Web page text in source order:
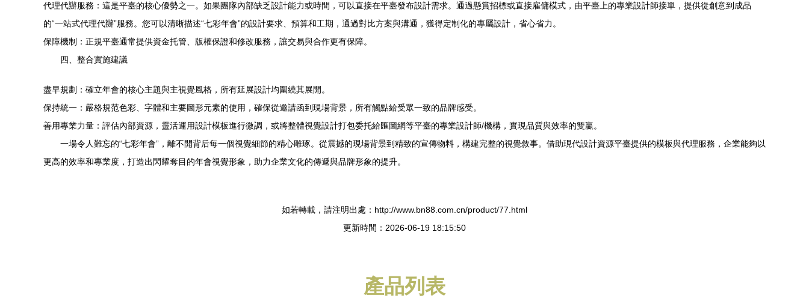
代理代辦服務：這是平臺的核心優勢之一。如果團隊內部缺乏設計能力或時間，可以直接在平臺發布設計需求。通過懸賞招標或直接雇傭模式，由平臺上的專業設計師接單，提供從創意到成品
的“一站式代理代辦”服務。您可以清晰描述“七彩年會”的設計要求、預算和工期，通過對比方案與溝通，獲得定制化的專屬設計，省心省力。
保障機制：正規平臺通常提供資金托管、版權保證和修改服務，讓交易與合作更有保障。
四、整合實施建議
盡早規劃：確立年會的核心主題與主視覺風格，所有延展設計均圍繞其展開。
保持統一：嚴格規范色彩、字體和主要圖形元素的使用，確保從邀請函到現場背景，所有觸點給受眾一致的品牌感受。
善用專業力量：評估內部資源，靈活運用設計模板進行微調，或將整體視覺設計打包委托給匯圖網等平臺的專業設計師/機構，實現品質與效率的雙贏。
一場令人難忘的“七彩年會”，離不開背后每一個視覺細節的精心雕琢。從震撼的現場背景到精致的宣傳物料，構建完整的視覺敘事。借助現代設計資源平臺提供的模板與代理服務，企業能夠以
更高的效率和專業度，打造出閃耀奪目的年會視覺形象，助力企業文化的傳遞與品牌形象的提升。
如若轉載，請注明出處：http://www.bn88.com.cn/product/77.html
更新時間：2026-06-19 18:15:50
產品列表